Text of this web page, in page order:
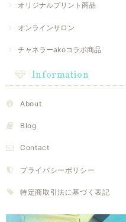
オリジナルプリント商品
オンラインサロン
チャネラーakoコラボ商品
Information
About
Blog
Contact
プライバシーポリシー
特定商取引法に基づく表記